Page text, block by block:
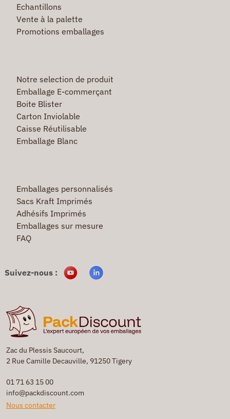
Zac du Plessis Saucourt,
2 Rue Camille Decauville, 91250 Tigery
01 71 63 15 00
info@packdiscount.com
Nous contacter
Echantillons
Vente à la palette
Promotions emballages
Notre selection de produit
Emballage E-commerçant
Boite Blister
Carton Inviolable
Caisse Réutilisable
Emballage Blanc
Emballages personnalisés
Sacs Kraft Imprimés
Adhésifs Imprimés
Emballages sur mesure
FAQ
Suivez-nous :